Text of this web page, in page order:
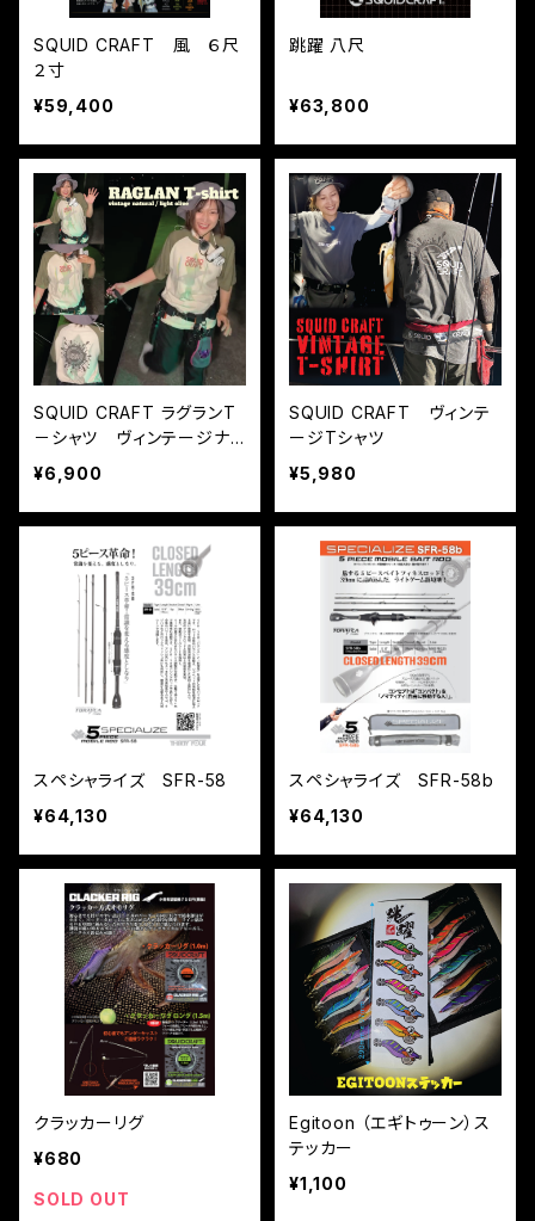
SQUID CRAFT 風 ６尺
２寸
¥59,400
跳躍 八尺
¥63,800
SQUID CRAFT ラグランT
－シャツ ヴィンテージナ
チュラル／ライトオリーブ
¥6,900
SQUID CRAFT ヴィンテ
ージTシャツ
¥5,980
スペシャライズ SFR-58
¥64,130
スペシャライズ SFR-58b
¥64,130
クラッカーリグ
¥680
SOLD OUT
Egitoon （エギトゥーン）ス
テッカー
¥1,100